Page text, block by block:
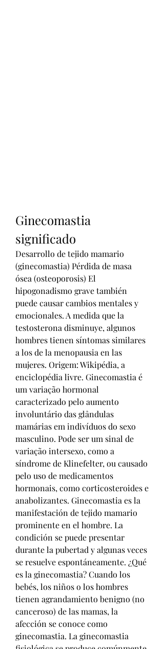
Ginecomastia
significado
Desarrollo de tejido mamario
(ginecomastia) Pérdida de masa
ósea (osteoporosis) El
hipogonadismo grave también
puede causar cambios mentales y
emocionales. A medida que la
testosterona disminuye, algunos
hombres tienen síntomas similares
a los de la menopausia en las
mujeres. Origem: Wikipédia, a
enciclopédia livre. Ginecomastia é
um variação hormonal
caracterizado pelo aumento
involuntário das glândulas
mamárias em indivíduos do sexo
masculino. Pode ser um sinal de
variação intersexo, como a
síndrome de Klinefelter, ou causado
pelo uso de medicamentos
hormonais, como corticosteroides e
anabolizantes. Ginecomastia es la
manifestación de tejido mamario
prominente en el hombre. La
condición se puede presentar
durante la pubertad y algunas veces
se resuelve espontáneamente. ¿Qué
es la ginecomastia? Cuando los
bebés, los niños o los hombres
tienen agrandamiento benigno (no
canceroso) de las mamas, la
afección se conoce como
ginecomastia. La ginecomastia